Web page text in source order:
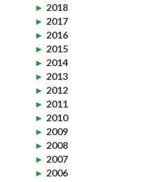
► 2018
► 2017
► 2016
► 2015
► 2014
► 2013
► 2012
► 2011
► 2010
► 2009
► 2008
► 2007
► 2006